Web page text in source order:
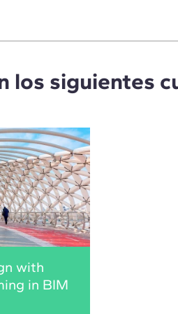
los siguientes
with
in BIM